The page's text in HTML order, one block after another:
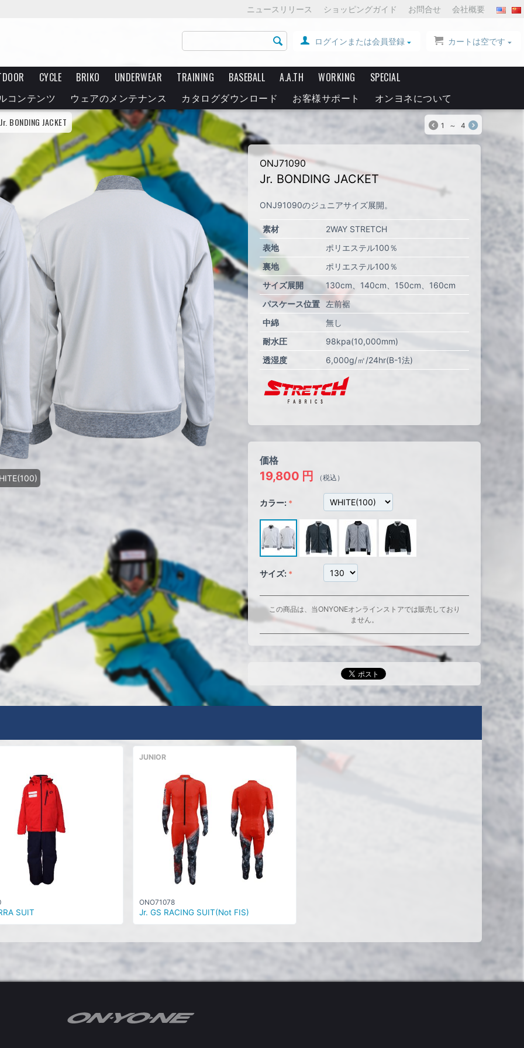
ニュースリリース ショッピングガイド お問合せ 会社概要
カートは空です
ログインまたは会員登録
CYCLE BRIKO UNDERWEAR TRAINING BASEBALL A.A.TH WORKING
SPECIAL
コンテンツ
ウェアのメンテナンス カタログダウンロード お客様サポート オンヨネについて
Jr. BONDING JACKET 1 ～ 4
ONJ71090
Jr. BONDING JACKET
ONJ91090のジュニアサイズ展開。
素材
2WAY STRETCH
表地
ポリエステル100％
裏地
ポリエステル100％
サイズ展開
130cm 140cm 150cm
160cm
パスケース位置
左前裾
中綿
無し
耐水圧
98kpa(10,000mm)
透湿度
6,000g/㎡/24hr(B-1法)
価格
19,800 円 （税込）
カラー:
サイズ:
この商品は、当ONYONEオンラインストアでは販売しており
ません。
SUIT
JUNIOR
ONO71078
Jr. GS RACING SUIT(Not FIS)